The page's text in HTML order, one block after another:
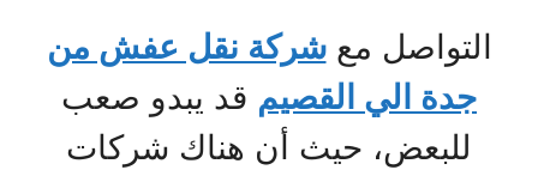
التواصل معشركة نقل عفش من
جدة الي القصيم قد يبدو صعب
للبعض، حيث أن هناك شركات